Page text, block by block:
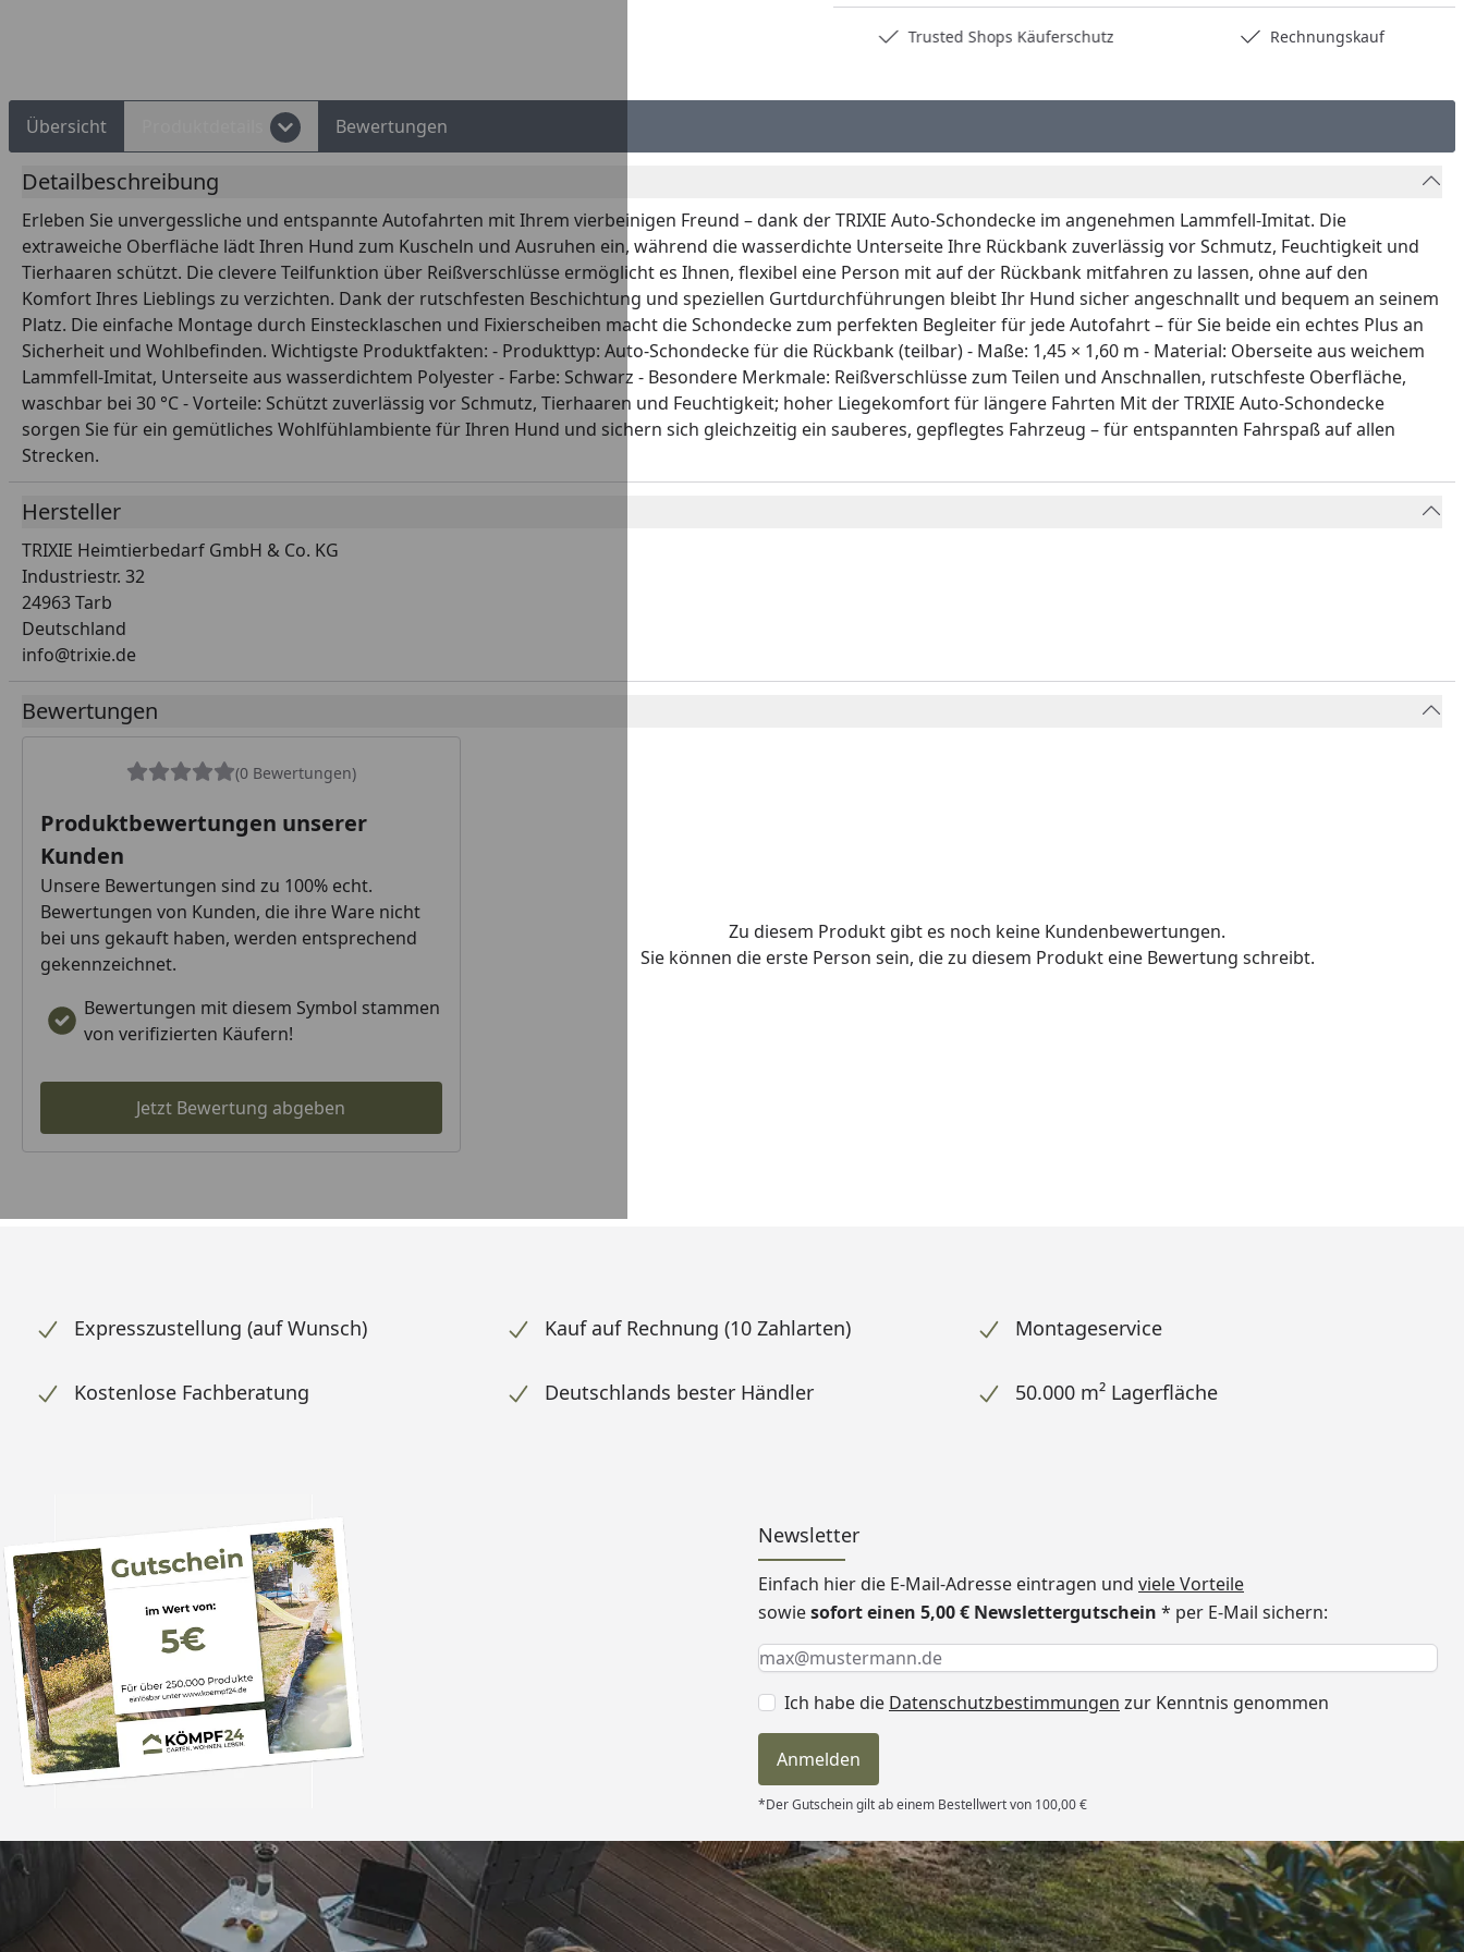
Trusted Shops Käuferschutz Rechnungskauf
Übersicht Bewertungen
Detailbeschreibung
Erleben Sie unvergessliche und entspannte Autofahrten mit Ihrem vierbeinigen Freund – dank der TRIXIE Auto-Schondecke im angenehmen Lammfell-Imitat. Die
extraweiche Oberfläche lädt Ihren Hund zum Kuscheln und Ausruhen ein, während die wasserdichte Unterseite Ihre Rückbank zuverlässig vor Schmutz, Feuchtigkeit und
Tierhaaren schützt. Die clevere Teilfunktion über Reißverschlüsse ermöglicht es Ihnen, flexibel eine Person mit auf der Rückbank mitfahren zu lassen, ohne auf den
Komfort Ihres Lieblings zu verzichten. Dank der rutschfesten Beschichtung und speziellen Gurtdurchführungen bleibt Ihr Hund sicher angeschnallt und bequem an seinem
Platz. Die einfache Montage durch Einstecklaschen und Fixierscheiben macht die Schondecke zum perfekten Begleiter für jede Autofahrt – für Sie beide ein echtes Plus an
Sicherheit und Wohlbefinden. Wichtigste Produktfakten: - Produkttyp: Auto-Schondecke für die Rückbank (teilbar) - Maße: 1,45 × 1,60 m - Material: Oberseite aus weichem
Lammfell-Imitat, Unterseite aus wasserdichtem Polyester - Farbe: Schwarz - Besondere Merkmale: Reißverschlüsse zum Teilen und Anschnallen, rutschfeste Oberfläche,
waschbar bei 30 °C - Vorteile: Schützt zuverlässig vor Schmutz, Tierhaaren und Feuchtigkeit; hoher Liegekomfort für längere Fahrten Mit der TRIXIE Auto-Schondecke
sorgen Sie für ein gemütliches Wohlfühlambiente für Ihren Hund und sichern sich gleichzeitig ein sauberes, gepflegtes Fahrzeug – für entspannten Fahrspaß auf allen
Strecken.
Hersteller
TRIXIE Heimtierbedarf GmbH & Co. KG
Industriestr. 32
24963 Tarb
Deutschland
info@trixie.de
Bewertungen
(0 Bewertungen)
Produktbewertungen unserer
Kunden
Unsere Bewertungen sind zu 100% echt.
Bewertungen von Kunden, die ihre Ware nicht
bei uns gekauft haben, werden entsprechend
gekennzeichnet.
Bewertungen mit diesem Symbol stammen
von verifizierten Käufern!
Jetzt Bewertung abgeben
Zu diesem Produkt gibt es noch keine Kundenbewertungen.
Sie können die erste Person sein, die zu diesem Produkt eine Bewertung schreibt.
Expresszustellung (auf Wunsch) Kauf auf Rechnung (10 Zahlarten) Montageservice
Kostenlose Fachberatung Deutschlands bester Händler 50.000 m² Lagerfläche
Newsletter
Einfach hier die E-Mail-Adresse eintragen und viele Vorteile
sowiesofort einen 5,00 € Newslettergutschein * per E-Mail sichern:
Keine Eingabe erforderlich
Eingabe erforderlich
E-Mail *
Ich habe die Datenschutzbestimmungen zur Kenntnis genommen
Anmelden
*Der Gutschein gilt ab einem Bestellwert von 100,00 €
Trusted Shops Versand